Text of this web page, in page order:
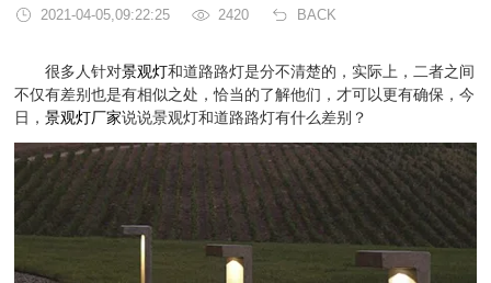
2021-04-05,09:22:25 2420 BACK
很多人针对景观灯和道路路灯是分不清楚的，实际上，二者之间
不仅有差别也是有相似之处，恰当的了解他们，才可以更有确保，今
日，景观灯厂家说说景观灯和道路路灯有什么差别？